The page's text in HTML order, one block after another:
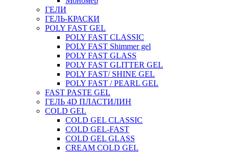
ГЕЛИ
ГЕЛЬ-КРАСКИ
POLY FAST GEL
POLY FAST CLASSIC
POLY FAST Shimmer gel
POLY FAST GLASS
POLY FAST GLITTER GEL
POLY FAST/ SHINE GEL
POLY FAST / PEARL GEL
FAST PASTE GEL
ГЕЛЬ 4D ПЛАСТИЛИН
COLD GEL
COLD GEL CLASSIC
COLD GEL-FAST
COLD GEL GLASS
CREAM COLD GEL